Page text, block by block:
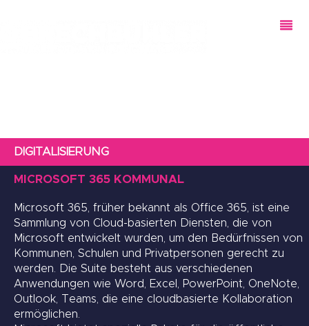
DIGITALISIERUNG
MICROSOFT 365 KOMMUNAL
Microsoft 365, früher bekannt als Office 365, ist eine
Sammlung von Cloud-basierten Diensten, die von
Microsoft entwickelt wurden, um den Bedürfnissen von
Kommunen, Schulen und Privatpersonen gerecht zu
werden. Die Suite besteht aus verschiedenen
Anwendungen wie Word, Excel, PowerPoint, OneNote,
Outlook, Teams, die eine cloudbasierte Kollaboration
ermöglichen.